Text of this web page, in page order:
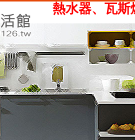
瓦斯爐、油煙